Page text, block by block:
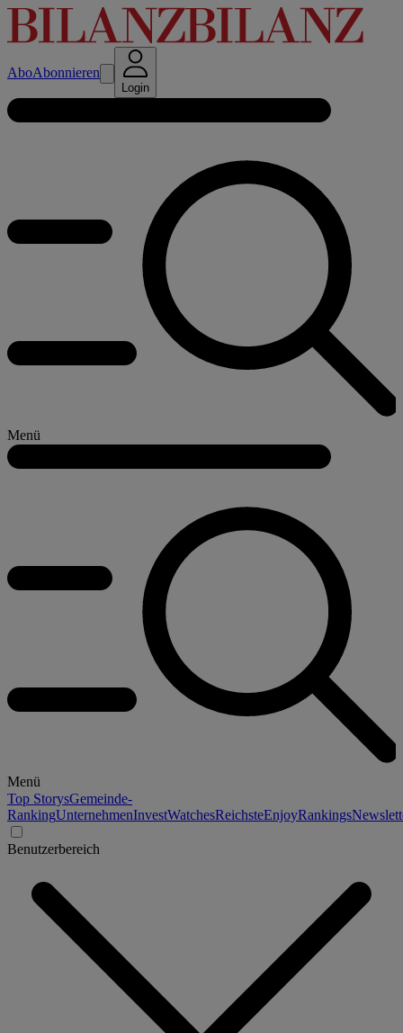
AboAbonnieren
Login
Menü
Menü
Top StorysGemeinde-
RankingUnternehmenInvestWatchesReichsteEnjoyRankings
Benutzerbereich